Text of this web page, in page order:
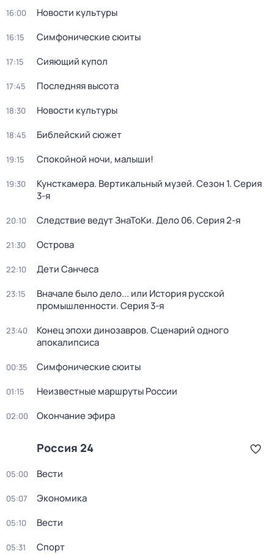
16:00 Новости культуры
16:15 Симфонические сюиты
17:15 Сияющий купол
17:45 Последняя высота
18:30 Новости культуры
18:45 Библейский сюжет
19:15 Спокойной ночи, малыши!
19:30 Кунсткамера. Вертикальный музей. Сезон 1. Серия
3-я
20:10 Следствие ведут ЗнаТоКи. Дело 06. Серия 2-я
21:30 Острова
22:10 Дети Санчеса
23:15
Вначале было дело... или История русской
промышленности. Серия 3-я
23:40
Конец эпохи динозавров. Сценарий одного
апокалипсиса
00:35 Симфонические сюиты
01:15 Неизвестные маршруты России
02:00 Окончание эфира
Россия 24
05:00 Вести
05:07 Экономика
05:10 Вести
05:31 Спорт